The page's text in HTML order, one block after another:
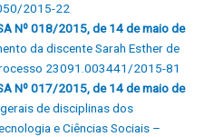
2015-22
Nº 018/2015, de 14 de maio de
da discente Sarah Esther de
23091.003441/2015-81
Nº 017/2015, de 14 de maio de
de disciplinas dos
e Ciências Sociais –